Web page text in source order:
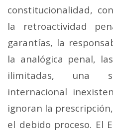
constitucionalidad,
la retroactividad
garantías, la
la analógica penal,
ilimitadas, una
internacional
ignoran la
el debido proceso. El